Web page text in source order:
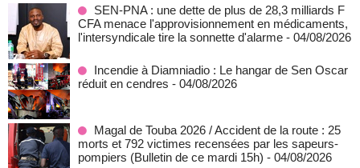
SEN-PNA : une dette de plus de 28,3 milliards F
CFA menace l'approvisionnement en médicaments,
l'intersyndicale tire la sonnette d'alarme - 04/08/2026
Incendie à Diamniadio : Le hangar de Sen Oscar
réduit en cendres - 04/08/2026
Magal de Touba 2026 / Accident de la route : 25
morts et 792 victimes recensées par les sapeurs-
pompiers (Bulletin de ce mardi 15h) - 04/08/2026